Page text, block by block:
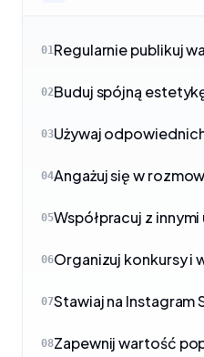
01Regularnie publikuj
02Buduj spójną
03Używaj
04Angażuj się w
05Współpracuj z
06Organizuj konkursy i
07Stawiaj na Instagram
08Zapewnij wartość